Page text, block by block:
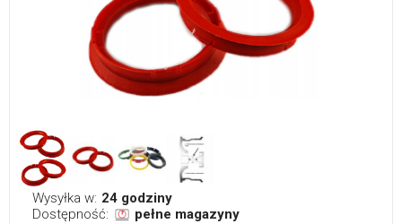
Wysyłka w: 24 godziny
Dostępność:
pełne magazyny